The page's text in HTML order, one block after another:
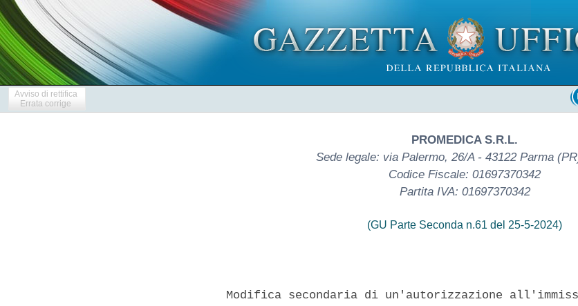
Avviso di rettifica
Errata corrige
PROMEDICA S.R.L.
Sede legale: via Palermo, 26/A - 43122 Parma
Codice Fiscale: 01697370342
Partita IVA: 01697370342
(GU Parte Seconda n.61 del 25-5-2024)
Modifica secondaria di un'autorizzazione